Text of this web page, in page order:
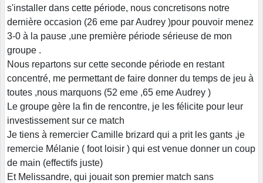
s'installer dans cette période, nous concretisons notre
dernière occasion (26 eme par Audrey )pour pouvoir menez
3-0 à la pause ,une première période sérieuse de mon
groupe .
Nous repartons sur cette seconde période en restant
concentré, me permettant de faire donner du temps de jeu à
toutes ,nous marquons (52 eme ,65 eme Audrey )
Le groupe gère la fin de rencontre, je les félicite pour leur
investissement sur ce match
Je tiens à remercier Camille brizard qui a prit les gants ,je
remercie Mélanie ( foot loisir ) qui est venue donner un coup
de main (effectifs juste)
Et Melissandre, qui jouait son premier match sans